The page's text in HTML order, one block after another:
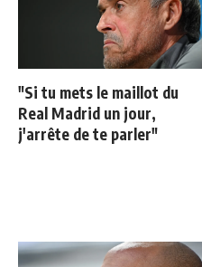
"Si tu mets le maillot du
Real Madrid un jour,
j'arrête de te parler"